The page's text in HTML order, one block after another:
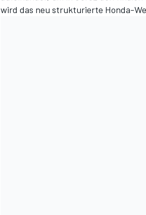
wird das neu strukturierte Honda-